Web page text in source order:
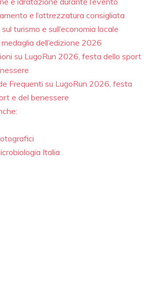
e l’attrezzatura consigliata
turismo e sull’economia locale
dell’edizione 2026
su LugoRun 2026, festa dello sport
Frequenti su LugoRun 2026, festa
e del benessere
Italia